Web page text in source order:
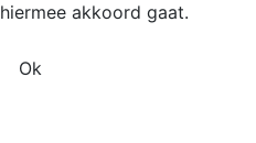
hiermee akkoord gaat.
Ok